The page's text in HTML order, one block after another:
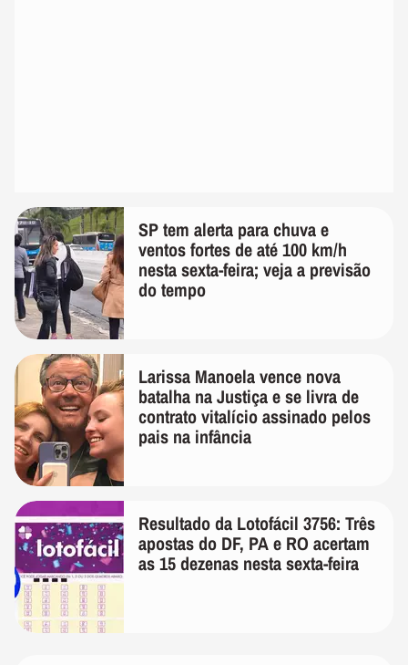
SP tem alerta para chuva e
ventos fortes de até 100 km/h
nesta sexta-feira; veja a previsão
do tempo
Larissa Manoela vence nova
batalha na Justiça e se livra de
contrato vitalício assinado pelos
pais na infância
Resultado da Lotofácil 3756: Três
apostas do DF, PA e RO acertam
as 15 dezenas nesta sexta-feira